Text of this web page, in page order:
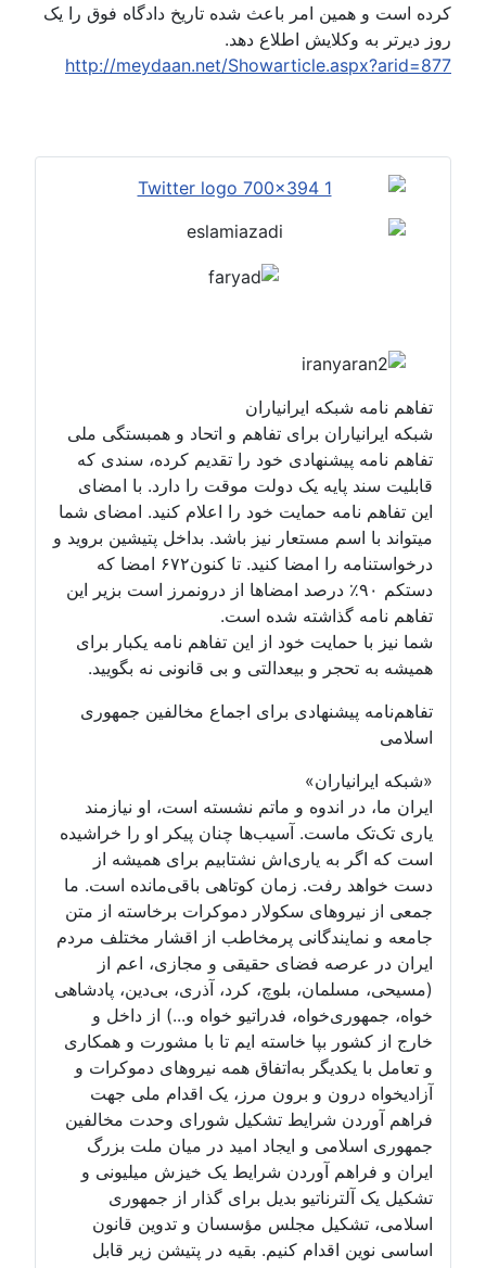
کرده است و همین امر باعث شده تاریخ دادگاه فوق را یک
روز دیرتر به وکلایش اطلاع دهد.
http://meydaan.net/Showarticle.aspx?arid=877
تفاهم نامه شبکه ایرانیاران
شبکه ایرانیاران برای تفاهم و اتحاد و همبستگی ملی
تفاهم نامه پیشنهادی خود را تقدیم کرده، سندی که
قابلیت سند پایه یک دولت موقت را دارد. با امضای
این تفاهم نامه حمایت خود را اعلام کنید. امضای شما
میتواند با اسم مستعار نیز باشد. بداخل پتیشین بروید و
درخواستنامه را امضا کنید. تا کنون۶۷۲ امضا که
دستکم ۹۰٪ درصد امضاها از درونمرز است بزیر این
تفاهم نامه گذاشته شده است.
شما نیز با حمایت خود از این تفاهم نامه یکبار برای
همیشه به تحجر و بیعدالتی و بی قانونی نه بگویید.
تفاهم‌نامه پیشنهادی برای اجماع مخالفین جمهوری
اسلامی
«شبکه ایرانیاران»
ایران ما، در اندوه و ماتم نشسته است، او نیازمند
یاری تک‌تک ماست. آسیب‌ها چنان پیکر او را خراشیده
است که اگر به یاری‌اش نشتابیم برای همیشه از
دست خواهد رفت. زمان کوتاهی باقی‌مانده است. ما
جمعی از نیروهای سکولار دموکرات برخاسته از متن
جامعه و نمایندگانی پرمخاطب از اقشار مختلف مردم
ایران در عرصه فضای حقیقی و مجازی، اعم از
(مسیحی، مسلمان، بلوچ، کرد، آذری، بی‌دین، پادشاهی
خواه، جمهوری‌خواه، فدراتیو خواه و...) از داخل و
خارج از کشور بپا خاسته ایم تا با مشورت و همکاری
و تعامل با یکدیگر به‌اتفاق همه نیروهای دموکرات و
آزادیخواه درون و برون مرز، یک اقدام ملی جهت
فراهم آوردن شرایط تشکیل شورای وحدت مخالفین
جمهوری اسلامی و ایجاد امید در میان ملت بزرگ
ایران و فراهم آوردن شرایط یک خیزش میلیونی و
تشکیل یک آلترناتیو بدیل برای گذار از جمهوری
اسلامی، تشکیل مجلس مؤسسان و تدوین قانون
اساسی نوین اقدام کنیم. بقیه در پتیشن زیر قابل